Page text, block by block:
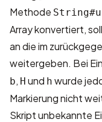
Methode
Array konvertiert,
an die im
weitergeben. Bei
b, H und h wurde
Markierung nicht
Skript unbekannte